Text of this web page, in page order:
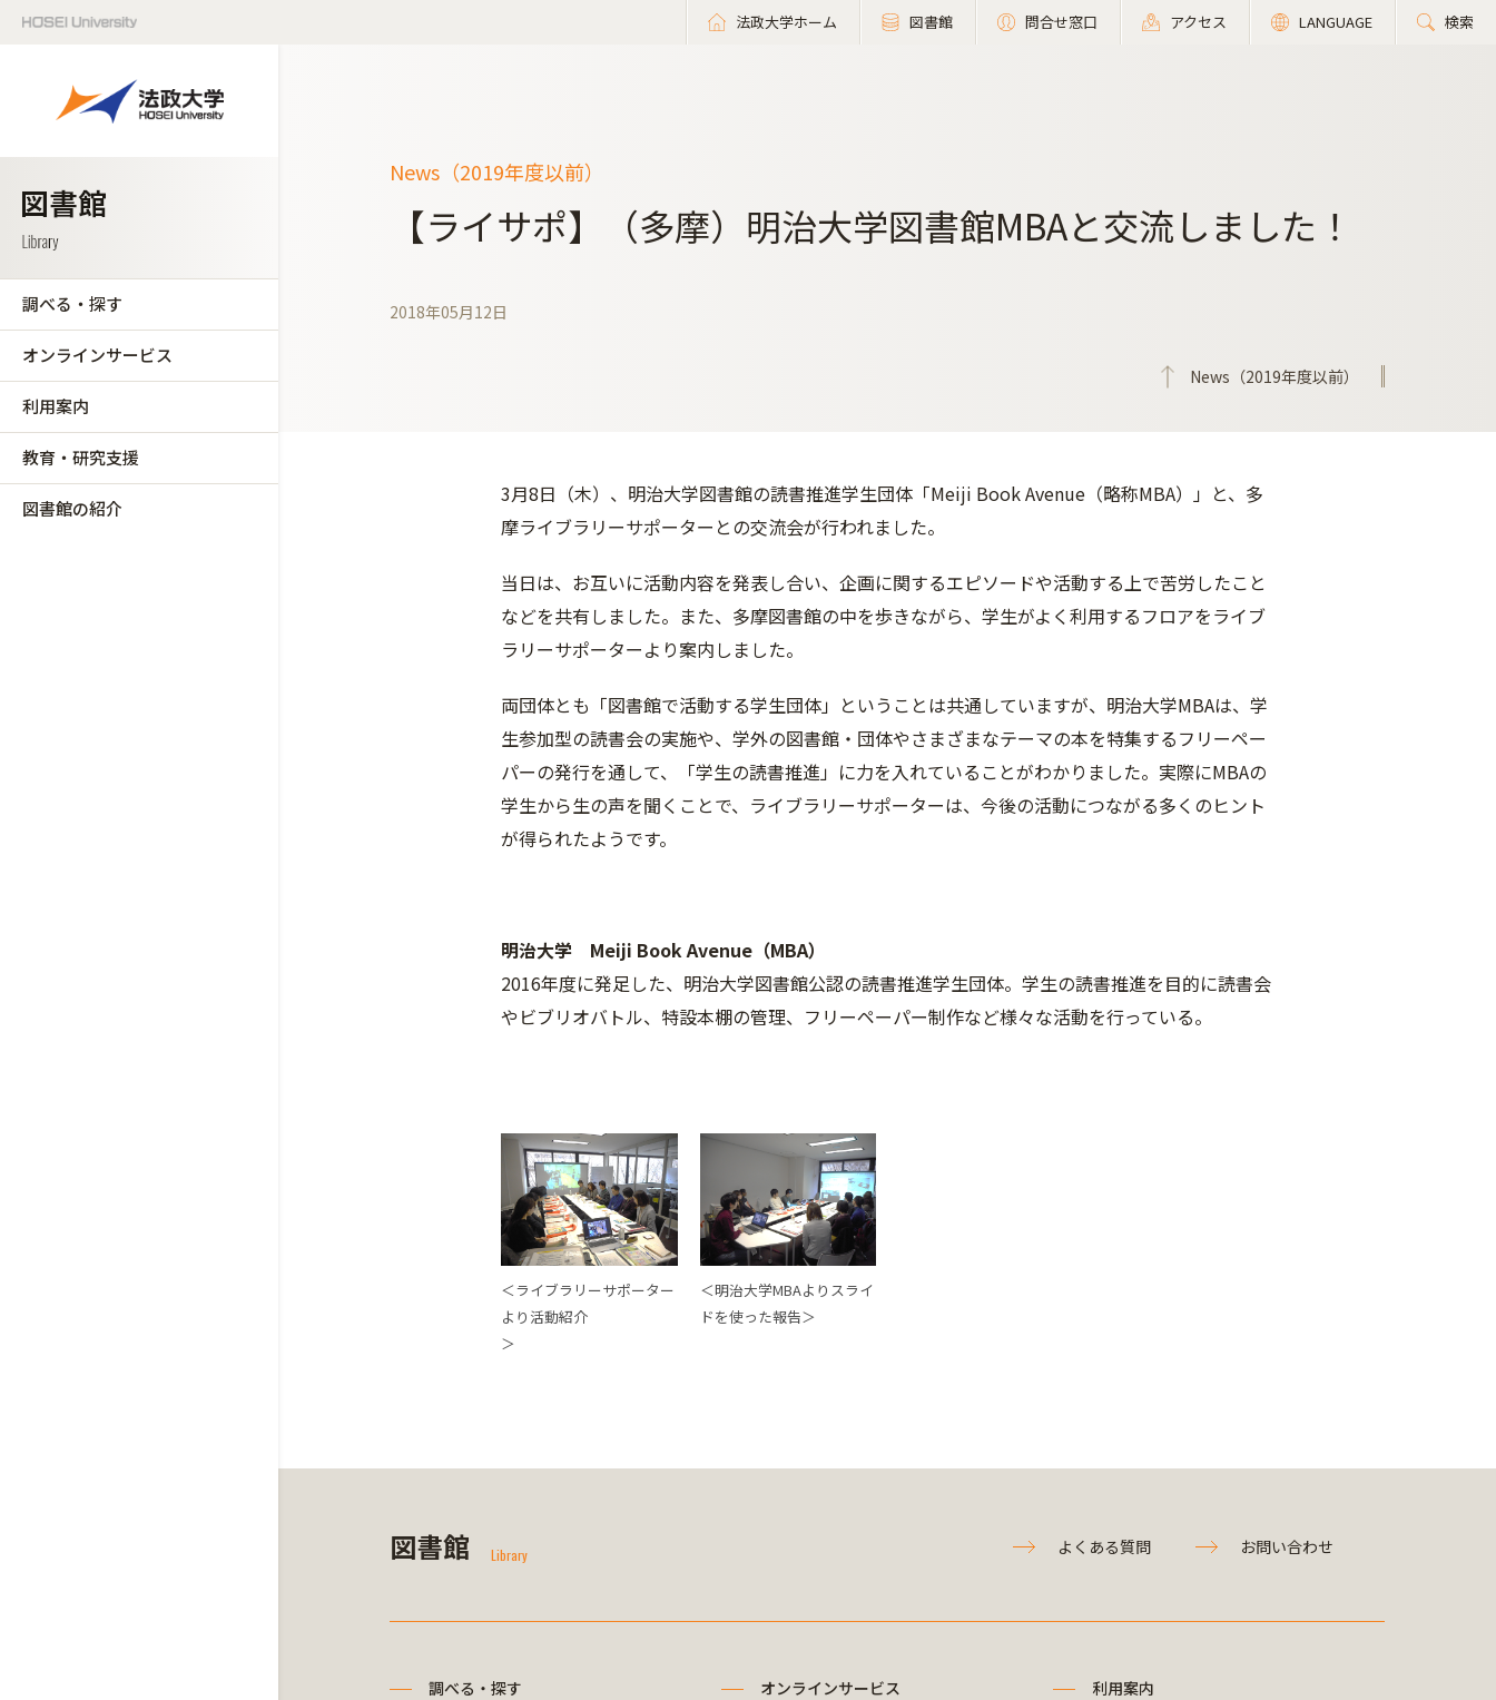
法政大学ホーム 図書館 問合せ窓口 アクセス LANGUAGE 検索
調べる・探す
オンラインサービス
利用案内
教育・研究支援
図書館の紹介
News（2019年度以前）
【ライサポ】（多摩）明治大学図書館MBAと交流しました！
2018年05月12日
News（2019年度以前）
3月8日（木）、明治大学図書館の読書推進学生団体「Meiji Book Avenue（略称MBA）」と、多
摩ライブラリーサポーターとの交流会が行われました。
当日は、お互いに活動内容を発表し合い、企画に関するエピソードや活動する上で苦労したこと
などを共有しました。また、多摩図書館の中を歩きながら、学生がよく利用するフロアをライブ
ラリーサポーターより案内しました。
両団体とも「図書館で活動する学生団体」ということは共通していますが、明治大学MBAは、学
生参加型の読書会の実施や、学外の図書館・団体やさまざまなテーマの本を特集するフリーペー
パーの発行を通して、「学生の読書推進」に力を入れていることがわかりました。実際にMBAの
学生から生の声を聞くことで、ライブラリーサポーターは、今後の活動につながる多くのヒント
が得られたようです。
明治大学 Meiji Book Avenue（MBA）
2016年度に発足した、明治大学図書館公認の読書推進学生団体。学生の読書推進を目的に読書会
やビブリオバトル、特設本棚の管理、フリーペーパー制作など様々な活動を行っている。
＜ライブラリーサポーター
より活動紹介
＞
＜明治大学MBAよりスライ
ドを使った報告＞
図書館 Library よくある質問 お問い合わせ
調べる・探す オンラインサービス 利用案内